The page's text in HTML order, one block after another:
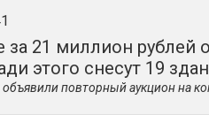
за 21 миллион рублей
этого снесут 19
повторный аукцион на